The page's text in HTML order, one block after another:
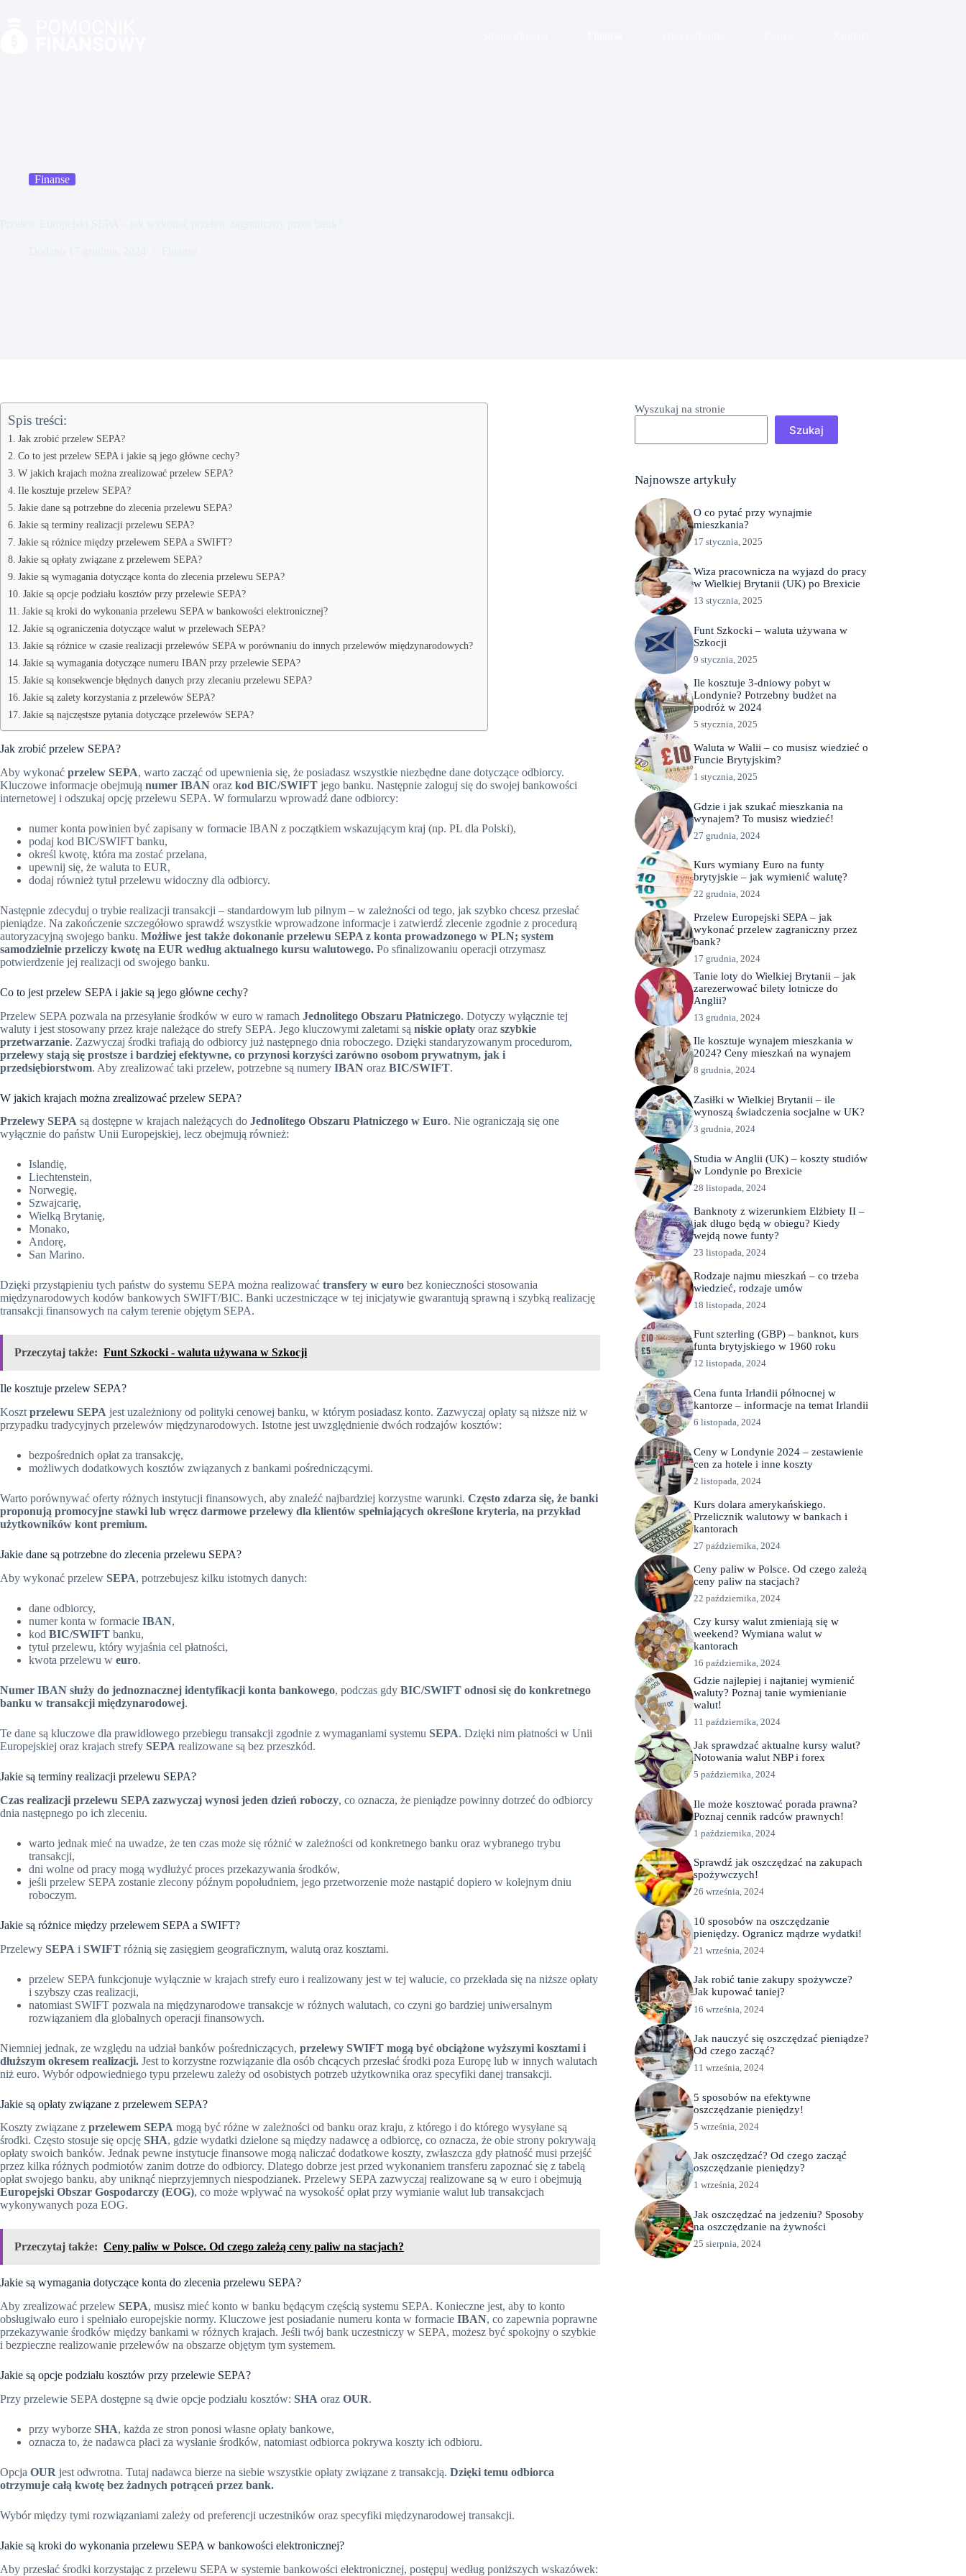
Finanse
Spis treści:
Jak zrobić przelew SEPA?
Co to jest przelew SEPA i jakie są jego główne cechy?
W jakich krajach można zrealizować przelew SEPA?
Ile kosztuje przelew SEPA?
Jakie dane są potrzebne do zlecenia przelewu SEPA?
Jakie są terminy realizacji przelewu SEPA?
Jakie są różnice między przelewem SEPA a SWIFT?
Jakie są opłaty związane z przelewem SEPA?
Jakie są wymagania dotyczące konta do zlecenia przelewu SEPA?
Jakie są opcje podziału kosztów przy przelewie SEPA?
Jakie są kroki do wykonania przelewu SEPA w bankowości elektronicznej?
Jakie są ograniczenia dotyczące walut w przelewach SEPA?
Jakie są różnice w czasie realizacji przelewów SEPA w porównaniu do innych przelewów międzynarodowych?
Jakie są wymagania dotyczące numeru IBAN przy przelewie SEPA?
Jakie są konsekwencje błędnych danych przy zlecaniu przelewu SEPA?
Jakie są zalety korzystania z przelewów SEPA?
Jakie są najczęstsze pytania dotyczące przelewów SEPA?
Jak zrobić przelew SEPA?
Aby wykonać przelew SEPA, warto zacząć od upewnienia się, że posiadasz wszystkie niezbędne dane dotyczące odbiorcy.
Kluczowe informacje obejmują numer IBAN oraz kod BIC/SWIFT jego banku. Następnie zaloguj się do swojej bankowości
internetowej i odszukaj opcję przelewu SEPA. W formularzu wprowadź dane odbiorcy:
numer konta powinien być zapisany w formacie IBAN z początkiem wskazującym kraj (np. PL dla Polski),
podaj kod BIC/SWIFT banku,
określ kwotę, która ma zostać przelana,
upewnij się, że waluta to EUR,
dodaj również tytuł przelewu widoczny dla odbiorcy.
Następnie zdecyduj o trybie realizacji transakcji – standardowym lub pilnym – w zależności od tego, jak szybko chcesz przesłać
pieniądze. Na zakończenie szczegółowo sprawdź wszystkie wprowadzone informacje i zatwierdź zlecenie zgodnie z procedurą
autoryzacyjną swojego banku. Możliwe jest także dokonanie przelewu SEPA z konta prowadzonego w PLN; system
samodzielnie przeliczy kwotę na EUR według aktualnego kursu walutowego. Po sfinalizowaniu operacji otrzymasz
potwierdzenie jej realizacji od swojego banku.
Co to jest przelew SEPA i jakie są jego główne cechy?
Przelew SEPA pozwala na przesyłanie środków w euro w ramach Jednolitego Obszaru Płatniczego. Dotyczy wyłącznie tej
waluty i jest stosowany przez kraje należące do strefy SEPA. Jego kluczowymi zaletami są niskie opłaty oraz szybkie
przetwarzanie. Zazwyczaj środki trafiają do odbiorcy już następnego dnia roboczego. Dzięki standaryzowanym procedurom,
przelewy stają się prostsze i bardziej efektywne, co przynosi korzyści zarówno osobom prywatnym, jak i
przedsiębiorstwom. Aby zrealizować taki przelew, potrzebne są numery IBAN oraz BIC/SWIFT.
W jakich krajach można zrealizować przelew SEPA?
Przelewy SEPA są dostępne w krajach należących do Jednolitego Obszaru Płatniczego w Euro. Nie ograniczają się one
wyłącznie do państw Unii Europejskiej, lecz obejmują również:
Islandię,
Liechtenstein,
Norwegię,
Szwajcarię,
Wielką Brytanię,
Monako,
Andorę,
San Marino.
Dzięki przystąpieniu tych państw do systemu SEPA można realizować transfery w euro bez konieczności stosowania
międzynarodowych kodów bankowych SWIFT/BIC. Banki uczestniczące w tej inicjatywie gwarantują sprawną i szybką realizację
transakcji finansowych na całym terenie objętym SEPA.
Przeczytaj także: Funt Szkocki - waluta używana w Szkocji
Ile kosztuje przelew SEPA?
Koszt przelewu SEPA jest uzależniony od polityki cenowej banku, w którym posiadasz konto. Zazwyczaj opłaty są niższe niż w
przypadku tradycyjnych przelewów międzynarodowych. Istotne jest uwzględnienie dwóch rodzajów kosztów:
bezpośrednich opłat za transakcję,
możliwych dodatkowych kosztów związanych z bankami pośredniczącymi.
Warto porównywać oferty różnych instytucji finansowych, aby znaleźć najbardziej korzystne warunki. Często zdarza się, że banki
proponują promocyjne stawki lub wręcz darmowe przelewy dla klientów spełniających określone kryteria, na przykład
użytkowników kont premium.
Jakie dane są potrzebne do zlecenia przelewu SEPA?
Aby wykonać przelew SEPA, potrzebujesz kilku istotnych danych:
dane odbiorcy,
numer konta w formacie IBAN,
kod BIC/SWIFT banku,
tytuł przelewu, który wyjaśnia cel płatności,
kwota przelewu w euro.
Numer IBAN służy do jednoznacznej identyfikacji konta bankowego, podczas gdy BIC/SWIFT odnosi się do konkretnego
banku w transakcji międzynarodowej.
Te dane są kluczowe dla prawidłowego przebiegu transakcji zgodnie z wymaganiami systemu SEPA. Dzięki nim płatności w Unii
Europejskiej oraz krajach strefy SEPA realizowane są bez przeszkód.
Jakie są terminy realizacji przelewu SEPA?
Czas realizacji przelewu SEPA zazwyczaj wynosi jeden dzień roboczy, co oznacza, że pieniądze powinny dotrzeć do odbiorcy
dnia następnego po ich zleceniu.
warto jednak mieć na uwadze, że ten czas może się różnić w zależności od konkretnego banku oraz wybranego trybu
transakcji,
dni wolne od pracy mogą wydłużyć proces przekazywania środków,
jeśli przelew SEPA zostanie zlecony późnym popołudniem, jego przetworzenie może nastąpić dopiero w kolejnym dniu
roboczym.
Jakie są różnice między przelewem SEPA a SWIFT?
Przelewy SEPA i SWIFT różnią się zasięgiem geograficznym, walutą oraz kosztami.
przelew SEPA funkcjonuje wyłącznie w krajach strefy euro i realizowany jest w tej walucie, co przekłada się na niższe opłaty
i szybszy czas realizacji,
natomiast SWIFT pozwala na międzynarodowe transakcje w różnych walutach, co czyni go bardziej uniwersalnym
rozwiązaniem dla globalnych operacji finansowych.
Niemniej jednak, ze względu na udział banków pośredniczących, przelewy SWIFT mogą być obciążone wyższymi kosztami i
dłuższym okresem realizacji. Jest to korzystne rozwiązanie dla osób chcących przesłać środki poza Europę lub w innych walutach
niż euro. Wybór odpowiedniego typu przelewu zależy od osobistych potrzeb użytkownika oraz specyfiki danej transakcji.
Jakie są opłaty związane z przelewem SEPA?
Koszty związane z przelewem SEPA mogą być różne w zależności od banku oraz kraju, z którego i do którego wysyłane są
środki. Często stosuje się opcję SHA, gdzie wydatki dzielone są między nadawcę a odbiorcę, co oznacza, że obie strony pokrywają
opłaty swoich banków. Jednak pewne instytucje finansowe mogą naliczać dodatkowe koszty, zwłaszcza gdy płatność musi przejść
przez kilka różnych podmiotów zanim dotrze do odbiorcy. Dlatego dobrze jest przed wykonaniem transferu zapoznać się z tabelą
opłat swojego banku, aby uniknąć nieprzyjemnych niespodzianek. Przelewy SEPA zazwyczaj realizowane są w euro i obejmują
Europejski Obszar Gospodarczy (EOG), co może wpływać na wysokość opłat przy wymianie walut lub transakcjach
wykonywanych poza EOG.
Przeczytaj także: Ceny paliw w Polsce. Od czego zależą ceny paliw na stacjach?
Jakie są wymagania dotyczące konta do zlecenia przelewu SEPA?
Aby zrealizować przelew SEPA, musisz mieć konto w banku będącym częścią systemu SEPA. Konieczne jest, aby to konto
obsługiwało euro i spełniało europejskie normy. Kluczowe jest posiadanie numeru konta w formacie IBAN, co zapewnia poprawne
przekazywanie środków między bankami w różnych krajach. Jeśli twój bank uczestniczy w SEPA, możesz być spokojny o szybkie
i bezpieczne realizowanie przelewów na obszarze objętym tym systemem.
Jakie są opcje podziału kosztów przy przelewie SEPA?
Przy przelewie SEPA dostępne są dwie opcje podziału kosztów: SHA oraz OUR.
przy wyborze SHA, każda ze stron ponosi własne opłaty bankowe,
oznacza to, że nadawca płaci za wysłanie środków, natomiast odbiorca pokrywa koszty ich odbioru.
Opcja OUR jest odwrotna. Tutaj nadawca bierze na siebie wszystkie opłaty związane z transakcją. Dzięki temu odbiorca
otrzymuje całą kwotę bez żadnych potrąceń przez bank.
Wybór między tymi rozwiązaniami zależy od preferencji uczestników oraz specyfiki międzynarodowej transakcji.
Jakie są kroki do wykonania przelewu SEPA w bankowości elektronicznej?
Aby przesłać środki korzystając z przelewu SEPA w systemie bankowości elektronicznej, postępuj według poniższych wskazówek:
Wyszukaj na stronie
Szukaj
Najnowsze artykuły
O co pytać przy wynajmie
mieszkania?
17 stycznia, 2025
Wiza pracownicza na wyjazd do pracy
w Wielkiej Brytanii (UK) po Brexicie
13 stycznia, 2025
Funt Szkocki – waluta używana w
Szkocji
9 stycznia, 2025
Ile kosztuje 3-dniowy pobyt w
Londynie? Potrzebny budżet na
podróż w 2024
5 stycznia, 2025
Waluta w Walii – co musisz wiedzieć o
Funcie Brytyjskim?
1 stycznia, 2025
Gdzie i jak szukać mieszkania na
wynajem? To musisz wiedzieć!
27 grudnia, 2024
Kurs wymiany Euro na funty
brytyjskie – jak wymienić walutę?
22 grudnia, 2024
Przelew Europejski SEPA – jak
wykonać przelew zagraniczny przez
bank?
17 grudnia, 2024
Tanie loty do Wielkiej Brytanii – jak
zarezerwować bilety lotnicze do
Anglii?
13 grudnia, 2024
Ile kosztuje wynajem mieszkania w
2024? Ceny mieszkań na wynajem
8 grudnia, 2024
Zasiłki w Wielkiej Brytanii – ile
wynoszą świadczenia socjalne w UK?
3 grudnia, 2024
Studia w Anglii (UK) – koszty studiów
w Londynie po Brexicie
28 listopada, 2024
Banknoty z wizerunkiem Elżbiety II –
jak długo będą w obiegu? Kiedy
wejdą nowe funty?
23 listopada, 2024
Rodzaje najmu mieszkań – co trzeba
wiedzieć, rodzaje umów
18 listopada, 2024
Funt szterling (GBP) – banknot, kurs
funta brytyjskiego w 1960 roku
12 listopada, 2024
Cena funta Irlandii północnej w
kantorze – informacje na temat Irlandii
6 listopada, 2024
Ceny w Londynie 2024 – zestawienie
cen za hotele i inne koszty
2 listopada, 2024
Kurs dolara amerykańskiego.
Przelicznik walutowy w bankach i
kantorach
27 października, 2024
Ceny paliw w Polsce. Od czego zależą
ceny paliw na stacjach?
22 października, 2024
Czy kursy walut zmieniają się w
weekend? Wymiana walut w
kantorach
16 października, 2024
Gdzie najlepiej i najtaniej wymienić
waluty? Poznaj tanie wymienianie
walut!
11 października, 2024
Jak sprawdzać aktualne kursy walut?
Notowania walut NBP i forex
5 października, 2024
Ile może kosztować porada prawna?
Poznaj cennik radców prawnych!
1 października, 2024
Sprawdź jak oszczędzać na zakupach
spożywczych!
26 września, 2024
10 sposobów na oszczędzanie
pieniędzy. Ogranicz mądrze wydatki!
21 września, 2024
Jak robić tanie zakupy spożywcze?
Jak kupować taniej?
16 września, 2024
Jak nauczyć się oszczędzać pieniądze?
Od czego zacząć?
11 września, 2024
5 sposobów na efektywne
oszczędzanie pieniędzy!
5 września, 2024
Jak oszczędzać? Od czego zacząć
oszczędzanie pieniędzy?
1 września, 2024
Jak oszczędzać na jedzeniu? Sposoby
na oszczędzanie na żywności
25 sierpnia, 2024